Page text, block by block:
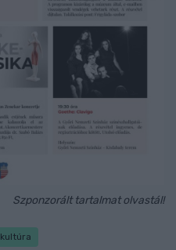
Szponzorált tartalmat olvastál!
kultúra